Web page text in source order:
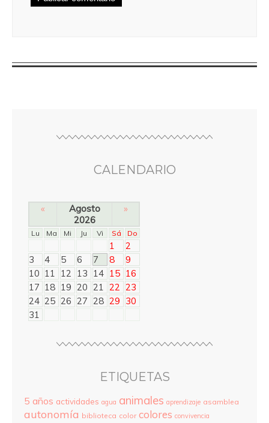
CALENDARIO
«
Agosto
2026
»
Lu Ma Mi Ju Vi Sá Do
1
2
3
4 5 6 7 8
9
10 11 12 13 14 15 16
17 18 19 20 21 22 23
24 25 26 27 28 29 30
31
ETIQUETAS
5 años actividades agua animales aprendizaje asamblea
autonomía biblioteca color colores convivencia